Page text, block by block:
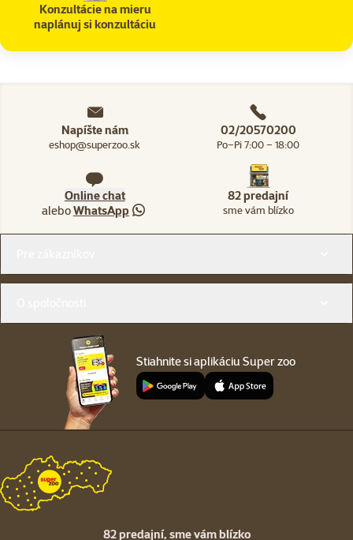
Konzultácie na mieru
naplánuj si konzultáciu
Napíšte nám
eshop@superzoo.sk
02/20570200
Po–Pi 7:00 – 18:00
Online chat
aleboWhatsApp
82 predajní
sme vám blízko
Stiahnite si aplikáciu Super zoo
82 predajní, sme vám blízko